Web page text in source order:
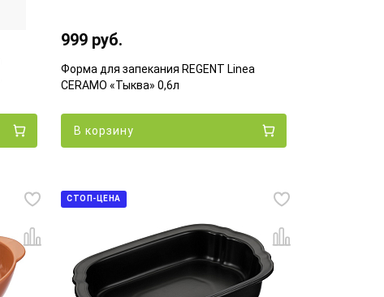
999 руб.
Форма для запекания REGENT Linea
CERAMO «Тыква» 0,6л
В корзину
СТОП-ЦЕНА